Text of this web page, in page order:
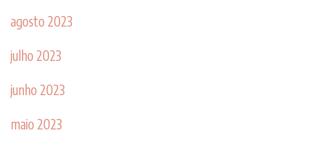
agosto 2023
julho 2023
junho 2023
maio 2023